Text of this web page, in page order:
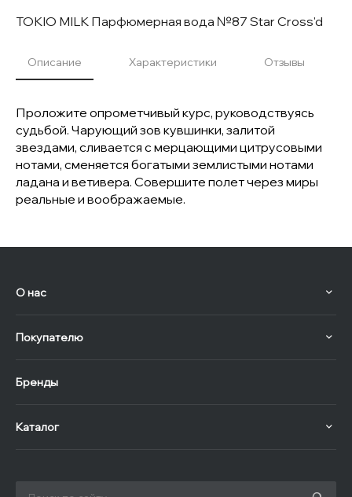
TOKIO MILK Парфюмерная вода №87 Star Cross'd
Описание Характеристики Отзывы
Проложите опрометчивый курс, руководствуясь
судьбой. Чарующий зов кувшинки, залитой
звездами, сливается с мерцающими цитрусовыми
нотами, сменяется богатыми землистыми нотами
ладана и ветивера. Совершите полет через миры
реальные и воображаемые.
О нас
Покупателю
Бренды
Каталог